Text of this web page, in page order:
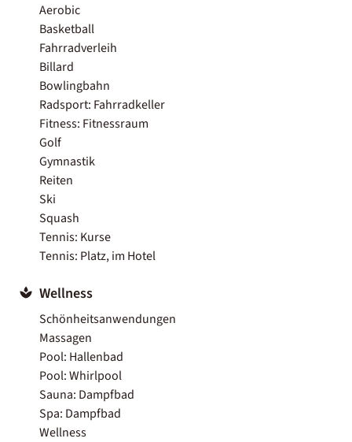
Aerobic
Basketball
Fahrradverleih
Billard
Bowlingbahn
Radsport: Fahrradkeller
Fitness: Fitnessraum
Golf
Gymnastik
Reiten
Ski
Squash
Tennis: Kurse
Tennis: Platz, im Hotel
Wellness
Schönheitsanwendungen
Massagen
Pool: Hallenbad
Pool: Whirlpool
Sauna: Dampfbad
Spa: Dampfbad
Wellness